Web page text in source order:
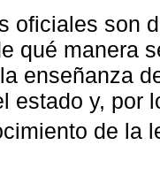
oficiales son
qué manera
enseñanza
estado y, por
de la